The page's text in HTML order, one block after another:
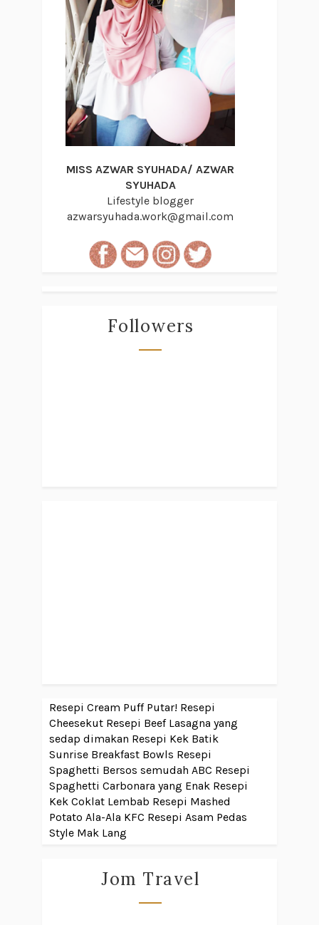
MISS AZWAR SYUHADA/ AZWAR
SYUHADA
Lifestyle blogger
azwarsyuhada.work@gmail.com
Followers
Resepi Cream Puff Putar! Resepi
Cheesekut Resepi Beef Lasagna yang
sedap dimakan Resepi Kek Batik
Sunrise Breakfast Bowls Resepi
Spaghetti Bersos semudah ABC Resepi
Spaghetti Carbonara yang Enak Resepi
Kek Coklat Lembab Resepi Mashed
Potato Ala-Ala KFC Resepi Asam Pedas
Style Mak Lang
Jom Travel